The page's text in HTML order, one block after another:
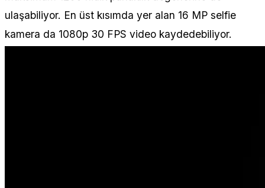
ulaşabiliyor. En üst kısımda yer alan 16 MP selfie
kamera da 1080p 30 FPS video kaydedebiliyor.